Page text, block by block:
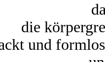
die
und